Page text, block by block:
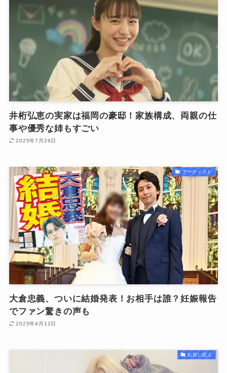
井桁弘恵の実家は福岡の豪邸！家族構成、両親の仕
事や優秀な姉もすごい
2025年7月26日
アーティスト
大倉忠義、ついに結婚発表！お相手は誰？妊娠報告
でファン驚きの声も
2025年4月12日
お笑い芸人